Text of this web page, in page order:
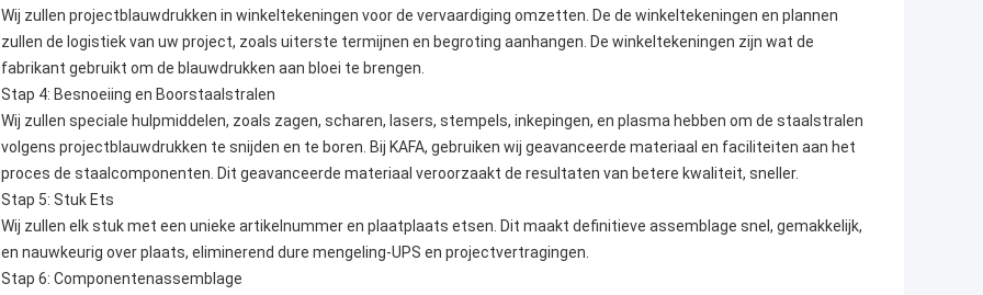
Wij zullen projectblauwdrukken in winkeltekeningen voor de vervaardiging omzetten. De de winkeltekeningen en plannen
zullen de logistiek van uw project, zoals uiterste termijnen en begroting aanhangen. De winkeltekeningen zijn wat de
fabrikant gebruikt om de blauwdrukken aan bloei te brengen.
Stap 4: Besnoeiing en Boorstaalstralen
Wij zullen speciale hulpmiddelen, zoals zagen, scharen, lasers, stempels, inkepingen, en plasma hebben om de staalstralen
volgens projectblauwdrukken te snijden en te boren. Bij KAFA, gebruiken wij geavanceerde materiaal en faciliteiten aan het
proces de staalcomponenten. Dit geavanceerde materiaal veroorzaakt de resultaten van betere kwaliteit, sneller.
Stap 5: Stuk Ets
Wij zullen elk stuk met een unieke artikelnummer en plaatplaats etsen. Dit maakt definitieve assemblage snel, gemakkelijk,
en nauwkeurig over plaats, eliminerend dure mengeling-UPS en projectvertragingen.
Stap 6: Componentenassemblage